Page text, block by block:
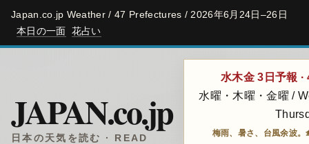
Japan.co.jp Weather / 47 Prefectures / 2026年6月24日–26日
本日の一面 花占い
JAPAN.co.jp
日本の天気を読む · READ
水木金 3日予報 ·
水曜・木曜・金曜 /
梅雨、暑さ、台風余波。